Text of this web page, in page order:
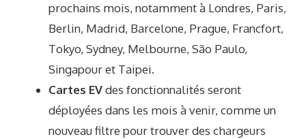
prochains mois, notamment à Londres, Paris,
Berlin, Madrid, Barcelone, Prague, Francfort,
Tokyo, Sydney, Melbourne, São Paulo,
Singapour et Taipei.
Cartes EVdes fonctionnalités seront
déployées dans les mois à venir, comme un
nouveau filtre pour trouver des chargeurs